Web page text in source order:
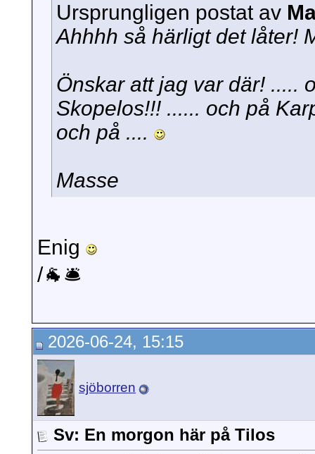
Ursprungligen postat av
Ahhhh så härligt det låter!
Önskar att jag var där! .....
Skopelos!!! ...... och på
och på ....
Masse
Enig
/🐐🛎️
2026-06-24, 15:15
sjöborren
Sv: En morgon här på Tilos